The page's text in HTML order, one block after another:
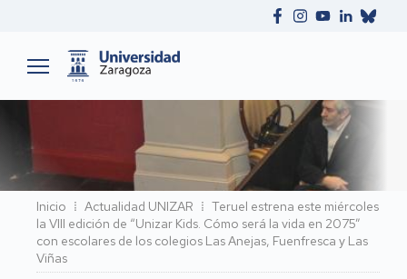
Ruta
de
navegación
Inicio Actualidad UNIZAR
Teruel estrena este miércoles
la VIII edición de “Unizar Kids. Cómo será la vida en 2075”
con escolares de los colegios Las Anejas, Fuenfresca y Las
Viñas